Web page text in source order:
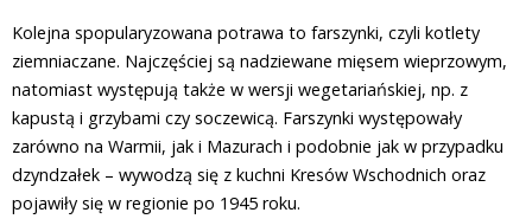
Kolejna spopularyzowana potrawa to farszynki, czyli kotlety
ziemniaczane. Najczęściej są nadziewane mięsem wieprzowym,
natomiast występują także w wersji wegetariańskiej, np. z
kapustą i grzybami czy soczewicą. Farszynki występowały
zarówno na Warmii, jak i Mazurach i podobnie jak w przypadku
dzyndzałek – wywodzą się z kuchni Kresów Wschodnich oraz
pojawiły się w regionie po 1945 roku.